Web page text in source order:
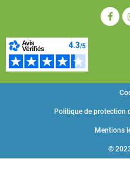
©
Mentions
Politique de protection